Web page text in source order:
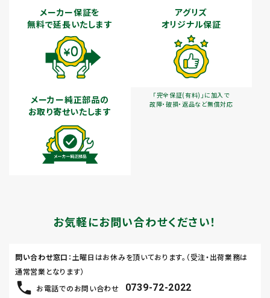
メーカー保証を
無料で延長いたします
アグリズ
オリジナル保証
「完全保証(有料)」に加入で
故障・破損・返品など無償対応
メーカー純正部品の
お取り寄せいたします
お気軽にお問い合わせください！
お電話でのお問い合わせ 0739-72-2022
問い合わせ窓口 ：土曜日はお休みを頂いております。（受注・出荷業務は
通常営業となります）